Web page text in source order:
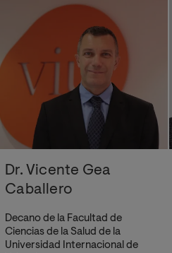
Dr. Vicente Gea
Caballero
Decano de la Facultad de
Ciencias de la Salud de la
Universidad Internacional de